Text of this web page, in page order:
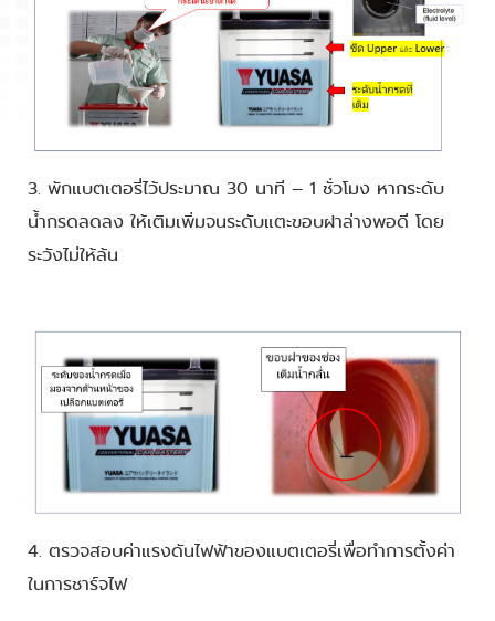
3. พักแบตเตอรี่ไว้ประมาณ 30 นาที – 1 ชั่วโมง หากระดับ
น้ำกรดลดลง ให้เติมเพิ่มจนระดับแตะขอบฝาล่างพอดี โดย
ระวังไม่ให้ล้น
4. ตรวจสอบค่าแรงดันไฟฟ้าของแบตเตอรี่เพื่อทำการตั้งค่า
ในการชาร์จไฟ